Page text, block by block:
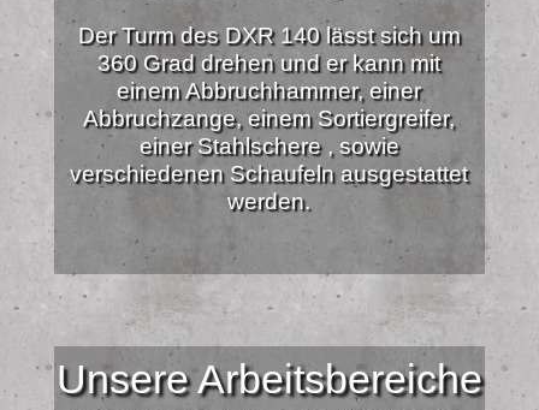
Der Turm des DXR 140 lässt sich um
360 Grad drehen und er kann mit
einem Abbruchhammer, einer
Abbruchzange, einem Sortiergreifer,
einer Stahlschere , sowie
verschiedenen Schaufeln ausgestattet
werden.
Unsere Arbeitsbereiche